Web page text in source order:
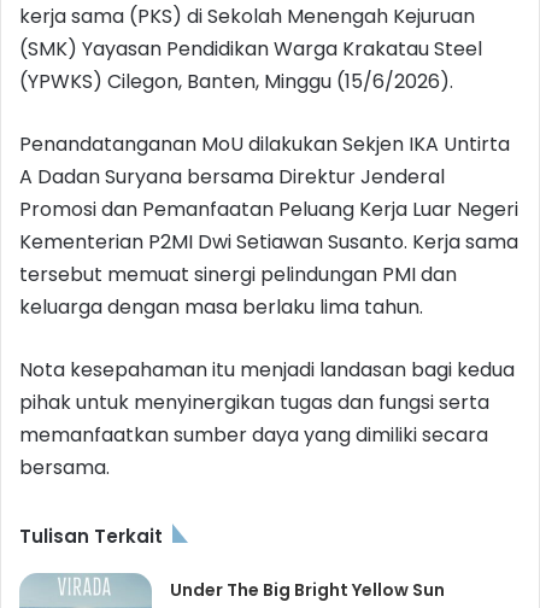
kerja sama (PKS) di Sekolah Menengah Kejuruan
(SMK) Yayasan Pendidikan Warga Krakatau Steel
(YPWKS) Cilegon, Banten, Minggu (15/6/2026).
Penandatanganan MoU dilakukan Sekjen IKA Untirta
A Dadan Suryana bersama Direktur Jenderal
Promosi dan Pemanfaatan Peluang Kerja Luar Negeri
Kementerian P2MI Dwi Setiawan Susanto. Kerja sama
tersebut memuat sinergi pelindungan PMI dan
keluarga dengan masa berlaku lima tahun.
Nota kesepahaman itu menjadi landasan bagi kedua
pihak untuk menyinergikan tugas dan fungsi serta
memanfaatkan sumber daya yang dimiliki secara
bersama.
Tulisan Terkait
Under The Big Bright Yellow Sun